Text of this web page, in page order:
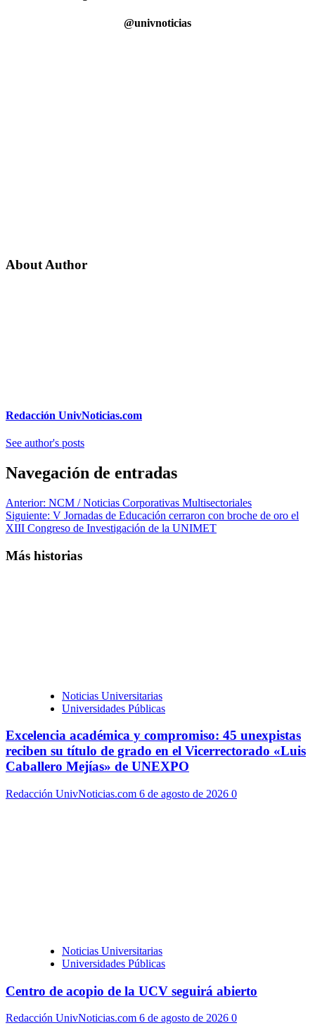
@univnoticias
About Author
Redacción UnivNoticias.com
See author's posts
Navegación de entradas
Anterior: NCM / Noticias Corporativas Multisectoriales
Siguiente: V Jornadas de Educación cerraron con broche de oro el
XIII Congreso de Investigación de la UNIMET
Más historias
Noticias Universitarias
Universidades Públicas
Excelencia académica y compromiso: 45 unexpistas
reciben su título de grado en el Vicerrectorado «Luis
Caballero Mejías» de UNEXPO
Redacción UnivNoticias.com 6 de agosto de 2026 0
Noticias Universitarias
Universidades Públicas
Centro de acopio de la UCV seguirá abierto
Redacción UnivNoticias.com 6 de agosto de 2026 0